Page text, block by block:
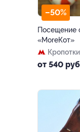
–50%
Посещение
«MoreКот»
от 540